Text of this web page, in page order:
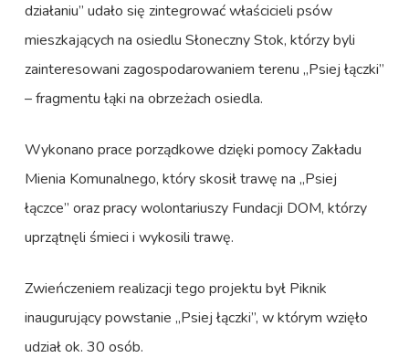
działaniu” udało się zintegrować właścicieli psów
mieszkających na osiedlu Słoneczny Stok, którzy byli
zainteresowani zagospodarowaniem terenu „Psiej łączki”
– fragmentu łąki na obrzeżach osiedla.
Wykonano prace porządkowe dzięki pomocy Zakładu
Mienia Komunalnego, który skosił trawę na „Psiej
łączce” oraz pracy wolontariuszy Fundacji DOM, którzy
uprzątnęli śmieci i wykosili trawę.
Zwieńczeniem realizacji tego projektu był Piknik
inaugurujący powstanie „Psiej łączki”, w którym wzięło
udział ok. 30 osób.